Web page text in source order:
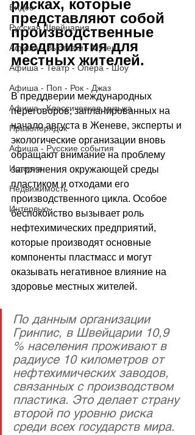
Видео
Русская Швейцария
Афиша - Выставки - Музеи
Афиша - Театр - Опера - Шоу
Афиша - Поп - Рок - Джаз
Афиша - Классическая музыка
Правопорядок
Афиша - Русские события
История
Недвижимость
Интервью
рисках, которые
представляют собой
производственные
предприятия для
местных жителей.
В преддверии международных
переговоров, запланированных на
начало августа в Женеве, эксперты и
экологические организации вновь
обращают внимание на проблему
загрязнения окружающей среды
пластиком и отходами его
производственного цикла. Особое
беспокойство вызывает роль
нефтехимических предприятий,
которые производят основные
компоненты пластмасс и могут
оказывать негативное влияние на
здоровье местных жителей.
По данным организации
Гринпис, в Швейцарии 10,9
% населения проживают в
радиусе 10 километров от
нефтехимических заводов,
связанных с производством
пластика. Это делает страну
второй по уровню риска
среди всех государств мира.